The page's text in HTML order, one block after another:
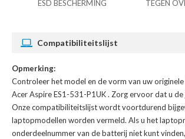
ESD BESCHERMING TEGEN
Compatibiliteitslijst
Opmerking:
Controleer het model en de vorm van uw
Acer Aspire ES1-531-P1UK. Zorg ervoor dat u
Onze compatibiliteitslijst wordt voortdurend
laptopmodellen worden vermeld. Als u het
onderdeelnummer van de batterij niet kunt